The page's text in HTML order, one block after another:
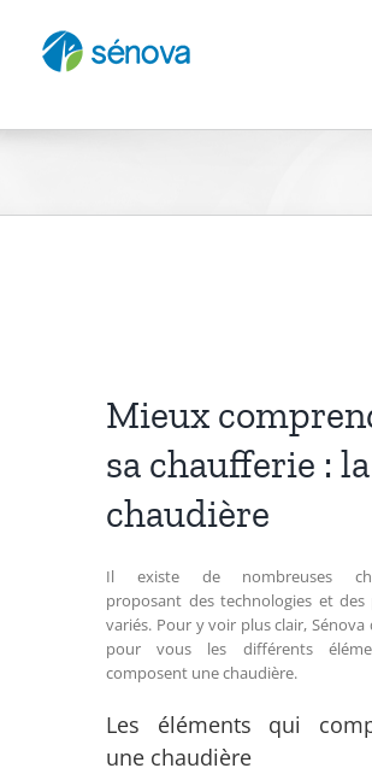
contenu
Mieux
sa chaufferie : la
chaudière
Il existe de nombreuses
proposant des technologies et
variés. Pour y voir plus clair, Sénova
pour vous les différents
composent une chaudière.
Les éléments qui
une chaudière